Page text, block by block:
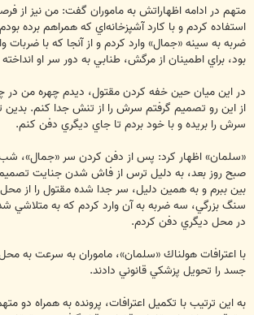
متهم در ادامه اظهاراتش به ماموران گفت: من نيز از
استفاده كردم و با كارد آشپزخانه‌اي كه همراهم برده
ضربه به سينه «جمال» وارد كردم و از آنجا كه با ضربات
بود، براي اطمينان از مرگش، طنابي به دور سر او
در اين ميان حين خفه كردن مقتول، ديدم چهره من
از اين رو تصميم گرفتم سرش را از تنش جدا كنم. بدين
سرش را بريده و با خود بردم تا جاي ديگري دفن كنم.
«سلمان» اظهار كرد: پس از دفن كردن سر «جمال»، شب
صبح روز بعد، به دليل ترس از فاش شدن جنايت تصميم
بين ببرم و به همين دليل، سر جدا شده مقتول را از
سنگ بزرگي، سه ضربه به آن وارد كردم كه به
در محل ديگري دفن كردم.
با اعترافات هولناك «سلمان»، ماموران به سرعت به
جسد را تحويل پزشكي قانوني دادند.
به اين ترتيب با تكميل اعترافات، پرونده به همراه دو